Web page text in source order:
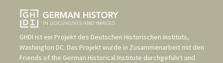
GHDI ist ein Projekt des Deutschen Historischen Instituts,
Washington DC. Das Projekt wurde in Zusammenarbeit mit den
Friends of the German Historical Institute durchgeführt und